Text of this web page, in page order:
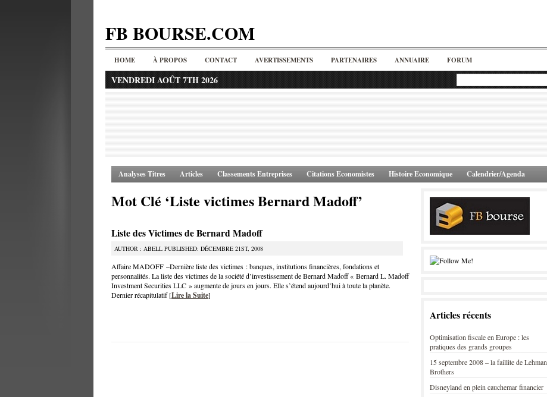
FB BOURSE.COM
HOME À PROPOS CONTACT AVERTISSEMENTS PARTENAIRES ANNUAIRE FORUM
VENDREDI AOÛT 7TH 2026
Analyses Titres Articles Classements Entreprises Citations Economistes Histoire Economique Calendrier/Agenda
Mot Clé ‘Liste victimes Bernard Madoff’
Liste des Victimes de Bernard Madoff
AUTHOR : ABELL PUBLISHED: DÉCEMBRE 21ST, 2008
Affaire MADOFF –Dernière liste des victimes : banques, institutions financières, fondations et
personnalités. La liste des victimes de la société d’investissement de Bernard Madoff « Bernard L. Madoff
Investment Securities LLC » augmente de jours en jours. Elle s’étend aujourd’hui à toute la planète.
Dernier récapitulatif [Lire la Suite]
Articles récents
Optimisation fiscale en Europe : les
pratiques des grands groupes
15 septembre 2008 – la faillite de Lehman
Brothers
Disneyland en plein cauchemar financier